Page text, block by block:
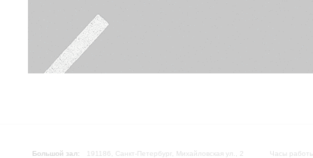
Большой зал:
191186, Санкт-Петербург, Михайловская ул., 2
Часы